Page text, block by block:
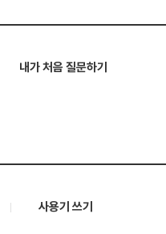
내가 처음 질문하기
사용기 쓰기